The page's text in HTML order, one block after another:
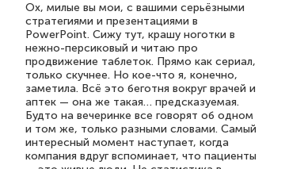
Ох, милые вы мои, с вашими серьёзными
стратегиями и презентациями в
PowerPoint. Сижу тут, крашу ноготки в
нежно-персиковый и читаю про
продвижение таблеток. Прямо как сериал,
только скучнее. Но кое-что я, конечно,
заметила. Всё это беготня вокруг врачей и
аптек — она же такая… предсказуемая.
Будто на вечеринке все говорят об одном
и том же, только разными словами. Самый
интересный момент наступает, когда
компания вдруг вспоминает, что пациенты